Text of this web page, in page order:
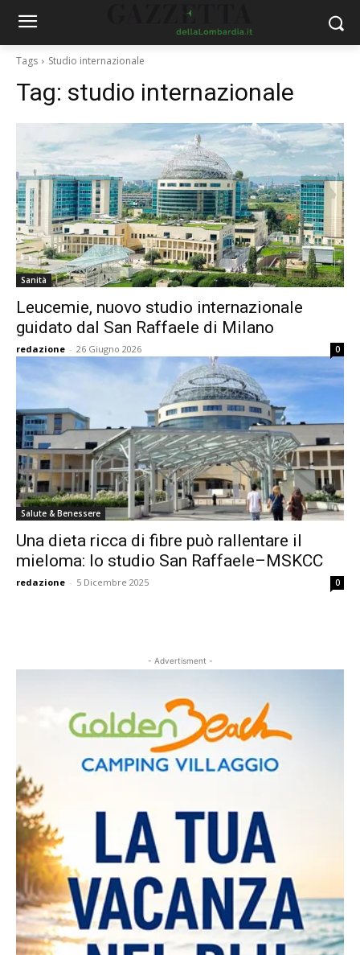
Tags Studio internazionale
Tag: studio internazionale
Sanità
Leucemie, nuovo studio internazionale
guidato dal San Raffaele di Milano
redazione - 26 Giugno 2026 0
Salute & Benessere
Una dieta ricca di fibre può rallentare il
mieloma: lo studio San Raffaele–MSKCC
redazione - 5 Dicembre 2025 0
- Advertisment -